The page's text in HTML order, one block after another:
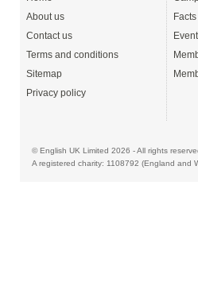
About us
Contact us
Terms and conditions
Sitemap
Privacy policy
© English UK Limited 2026 - All rights
A registered charity: 1108792 (England and